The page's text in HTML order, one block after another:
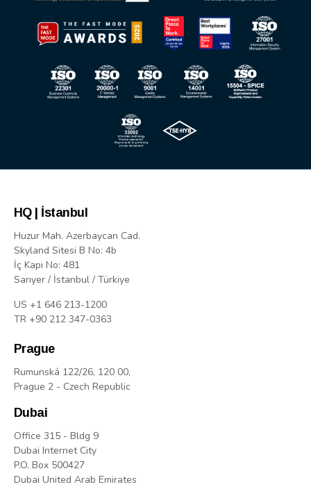
HQ | İstanbul
Huzur Mah. Azerbaycan Cad.
Skyland Sitesi B No: 4b
İç Kapı No: 481
Sarıyer / İstanbul / Türkiye
US +1 646 213-1200
TR +90 212 347-0363
Prague
Rumunská 122/26, 120 00,
Prague 2 - Czech Republic
Dubai
Office 315 - Bldg 9
Dubai Internet City
P.O. Box 500427
Dubai United Arab Emirates